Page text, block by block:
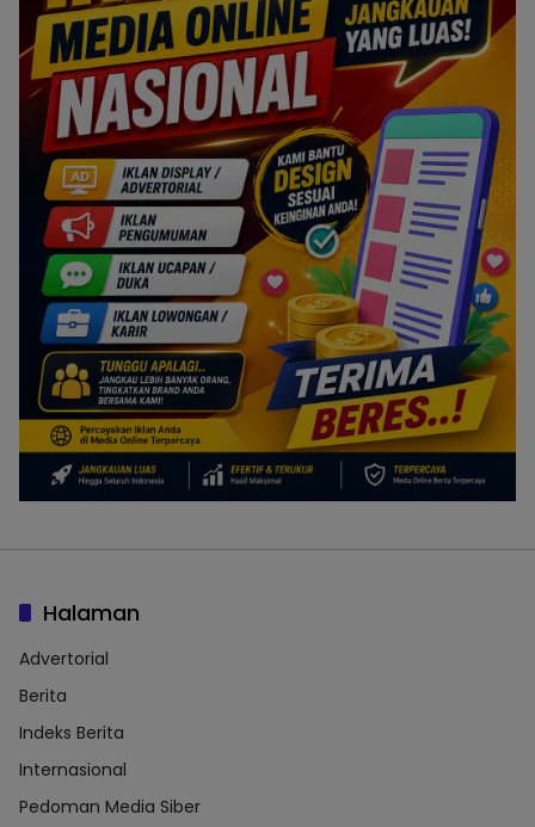
Halaman
Advertorial
Berita
Indeks Berita
Internasional
Pedoman Media Siber